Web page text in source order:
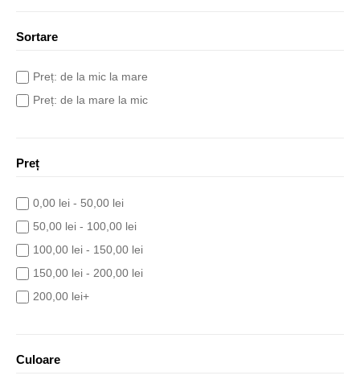
Sortare
Preț: de la mic la mare
Preț: de la mare la mic
Preț
0,00 lei - 50,00 lei
50,00 lei - 100,00 lei
100,00 lei - 150,00 lei
150,00 lei - 200,00 lei
200,00 lei+
Culoare